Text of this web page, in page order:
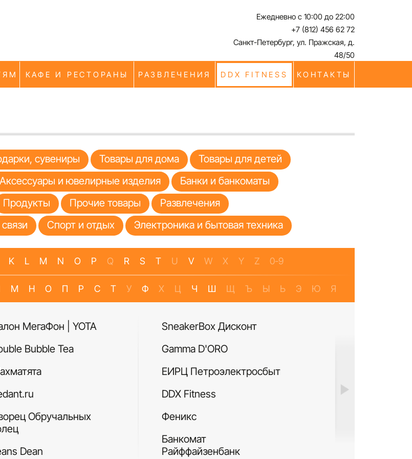
Ежедневно с 10:00 до 22:00
+7 (812) 456 62 72
Санкт-Петербург, ул. Пражская, д.
48/50
КАФЕ И РЕСТОРАНЫ РАЗВЛЕЧЕНИЯ DDX FITNESS КОНТАКТЫ
сувениры Товары для дома
Товары для детей
Аксессуары и ювелирные изделия
Банки и банкоматы
Продукты Прочие товары
Развлечения
Спорт и отдых Электроника и бытовая техника
K L M N O P Q R S T U V W X Y Z 0-9
М Н О П Р С Т У Ф Х Ц Ч Ш Щ Ъ Ы Ь Э Ю Я
МегаФон | YOTA
Bubble Tea
Обручальных
Dean
SneakerBox Дисконт
Gamma D'ORO
ЕИРЦ Петроэлектросбыт
DDX Fitness
Феникс
Банкомат
Райффайзенбанк
Си Виф